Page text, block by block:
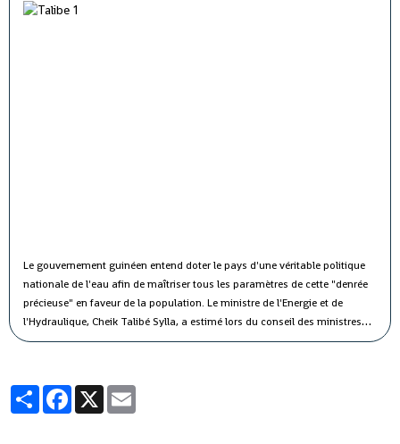
Le gouvernement guinéen entend doter le pays d'une véritable politique
nationale de l'eau afin de maîtriser tous les paramètres de cette "denrée
précieuse" en faveur de la population. Le ministre de l'Energie et de
l'Hydraulique, Cheik Talibé Sylla, a estimé lors du conseil des ministres
jeudi que le "potentiel des ressources en eau du pays est estimé à 226
PartagerFacebook
X